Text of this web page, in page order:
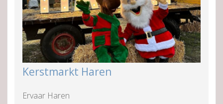
Kerstmarkt Haren
Ervaar Haren